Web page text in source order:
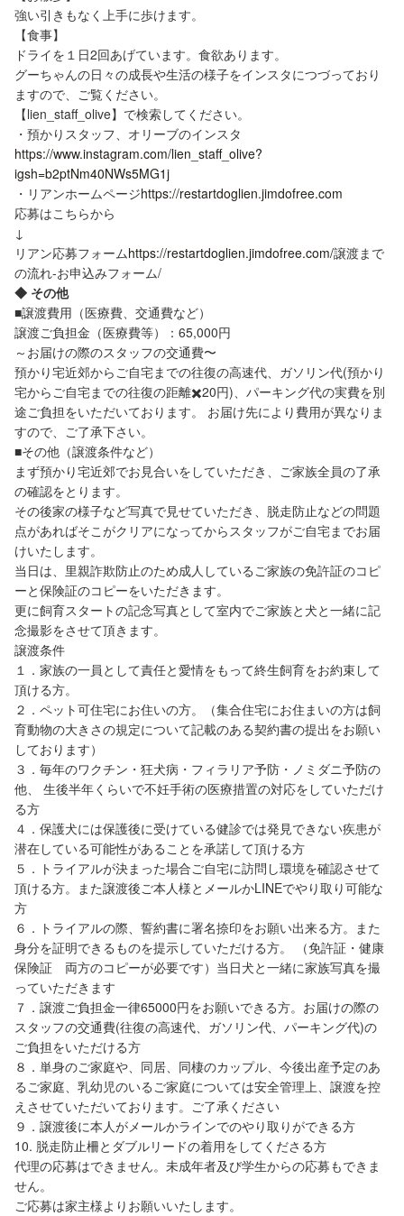
強い引きもなく上手に歩けます。
【食事】
ドライを１日2回あげています。食欲あります。
グーちゃんの日々の成長や生活の様子をインスタにつづっており
ますので、ご覧ください。
【lien_staff_olive】で検索してください。
・預かりスタッフ、オリーブのインスタ
https://www.instagram.com/lien_staff_olive?
igsh=b2ptNm40NWs5MG1j
・リアンホームページhttps://restartdoglien.jimdofree.com
応募はこちらから
↓
リアン応募フォームhttps://restartdoglien.jimdofree.com/譲渡まで
の流れ-お申込みフォーム/
◆ その他
■譲渡費用（医療費、交通費など）
譲渡ご負担金（医療費等）：65,000円
～お届けの際のスタッフの交通費〜
預かり宅近郊からご自宅までの往復の高速代、ガソリン代(預かり
宅からご自宅までの往復の距離✖️20円)、パーキング代の実費を別
途ご負担をいただいております。 お届け先により費用が異なりま
すので、ご了承下さい。
■その他（譲渡条件など）
まず預かり宅近郊でお見合いをしていただき、ご家族全員の了承
の確認をとります。
その後家の様子など写真で見せていただき、脱走防止などの問題
点があればそこがクリアになってからスタッフがご自宅までお届
けいたします。
当日は、里親詐欺防止のため成人しているご家族の免許証のコピ
ーと保険証のコピーをいただきます。
更に飼育スタートの記念写真として室内でご家族と犬と一緒に記
念撮影をさせて頂きます。
譲渡条件
１．家族の一員として責任と愛情をもって終生飼育をお約束して
頂ける方。
２．ペット可住宅にお住いの方。（集合住宅にお住まいの方は飼
育動物の大きさの規定について記載のある契約書の提出をお願い
しております）
３．毎年のワクチン・狂犬病・フィラリア予防・ノミダニ予防の
他、 生後半年くらいで不妊手術の医療措置の対応をしていただけ
る方
４．保護犬には保護後に受けている健診では発見できない疾患が
潜在している可能性があることを承諾して頂ける方
５．トライアルが決まった場合ご自宅に訪問し環境を確認させて
頂ける方。また譲渡後ご本人様とメールかLINEでやり取り可能な
方
６．トライアルの際、誓約書に署名捺印をお願い出来る方。また
身分を証明できるものを提示していただける方。 （免許証・健康
保険証 両方のコピーが必要です）当日犬と一緒に家族写真を撮
っていただきます
７．譲渡ご負担金一律65000円をお願いできる方。お届けの際の
スタッフの交通費(往復の高速代、ガソリン代、パーキング代)の
ご負担をいただける方
８．単身のご家庭や、同居、同棲のカップル、今後出産予定のあ
るご家庭、乳幼児のいるご家庭については安全管理上、譲渡を控
えさせていただいております。ご了承ください
９．譲渡後に本人がメールかラインでのやり取りができる方
10. 脱走防止柵とダブルリードの着用をしてくださる方
代理の応募はできません。未成年者及び学生からの応募もできま
せん。
ご応募は家主様よりお願いいたします。